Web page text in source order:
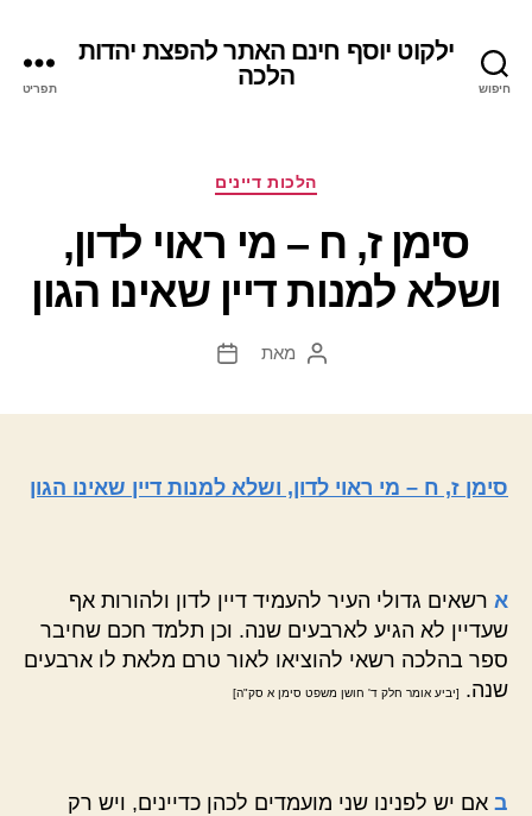
חיפוש
ילקוט יוסף חינם האתר להפצת יהדות
הלכה
תפריט
קטגוריות
הלכות דיינים
סימן ז, ח – מי ראוי לדון,
ושלא למנות דיין שאינו הגון
המחבר
מאת
תאריך
סימן ז, ח – מי ראוי לדון, ושלא למנות דיין שאינו הגון
א רשאים גדולי העיר להעמיד דיין לדון ולהורות אף
שעדיין לא הגיע לארבעים שנה. וכן תלמד חכם שחיבר
ספר בהלכה רשאי להוציאו לאור טרם מלאת לו ארבעים
שנה.
[יביע אומר חלק ד' חושן משפט סימן א סק"ה]
ב אם יש לפנינו שני מועמדים לכהן כדיינים, ויש רק